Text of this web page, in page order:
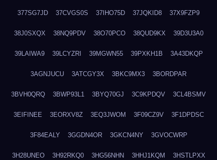
377SG7JD 37CVGS0S 37IHO75D 37JQKID8 37X9FZP9
38J0SXQX 38NQ9PDV 38O70PCO 38QUD9KX 39D3U3A0
39LAIWA9 39LCYZRI 39MGWN55 39PXKH1B 3A43DKQP
3AGNJUCU 3ATCGY3X 3BKC9MX3 3BORDPAR
3BVH0QRQ 3BWP93L1 3BYQ70GJ 3C9KPDQV 3CL4BSMV
3EIFINEE 3EORXV8Z 3EQ3JWOM 3F09CZ9V 3F1DPDSC
3F84EALY 3GGDN4OR 3GKCN4NY 3GVOCWRP
3H28UNEO 3H92RKQ0 3HG56NHN 3HHJ1KQM 3HSTLPXX